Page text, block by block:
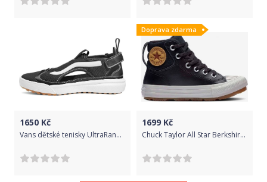
1650 Kč
Vans dětské tenisky UltraRange Glide (MESH) 35 černá
Doprava zdarma
1699 Kč
Chuck Taylor All Star Berkshire Boot Leather Tenisky dětské Converse | Černá | Chlapecké | 33